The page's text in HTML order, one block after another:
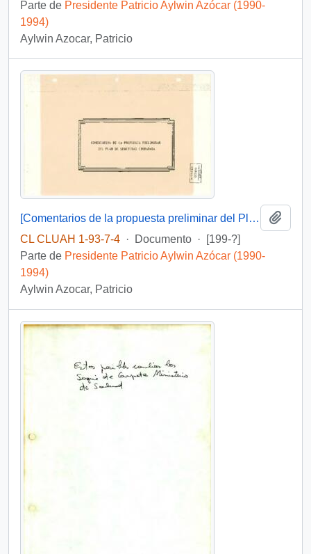
Parte de Presidente Patricio Aylwin Azócar (1990-
1994)
Aylwin Azocar, Patricio
[Comentarios de la propuesta preliminar del Plan de Seguridad Cuidadana]
CL CLUAH 1-93-7-4 · Documento ·
[199-?]
Parte de Presidente Patricio Aylwin Azócar (1990-
1994)
Aylwin Azocar, Patricio